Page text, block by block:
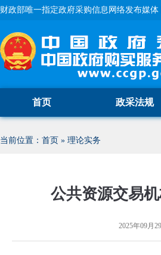
财政部唯一指定政府采购信息网络发布媒
首页 政采法规
当前位置： 首页 » 理论实务
公共资源交易
2025年09月